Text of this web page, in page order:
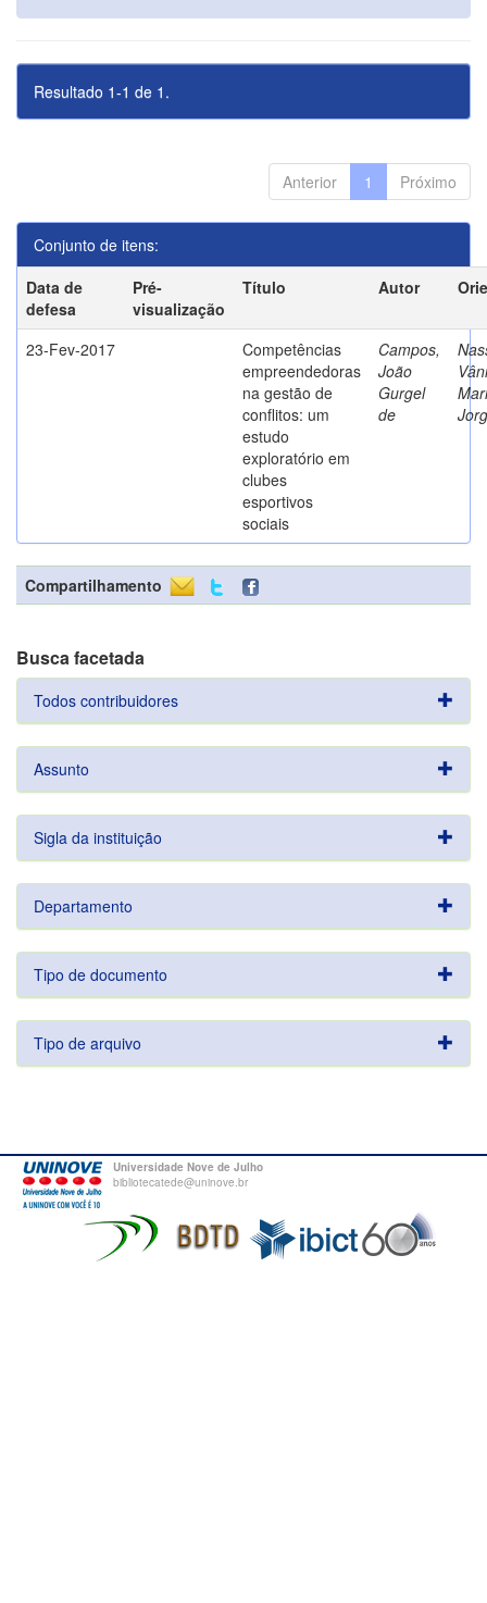
Resultado 1-1 de 1.
Anterior 1 Próximo
Conjunto de itens:
Data de
defesa
Pré-
visualização
Título Autor
23-Fev-2017
Competências
empreendedoras
na gestão de
conflitos: um
estudo
exploratório em
clubes
esportivos
sociais
Campos,
João
Gurgel
de
Compartilhamento
Busca facetada
Todos contribuidores
Assunto
Sigla da instituição
Departamento
Tipo de documento
Tipo de arquivo
Universidade Nove de Julho
bibliotecatede@uninove.br